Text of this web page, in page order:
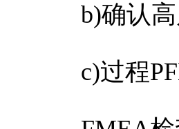
b)确认
c)过程